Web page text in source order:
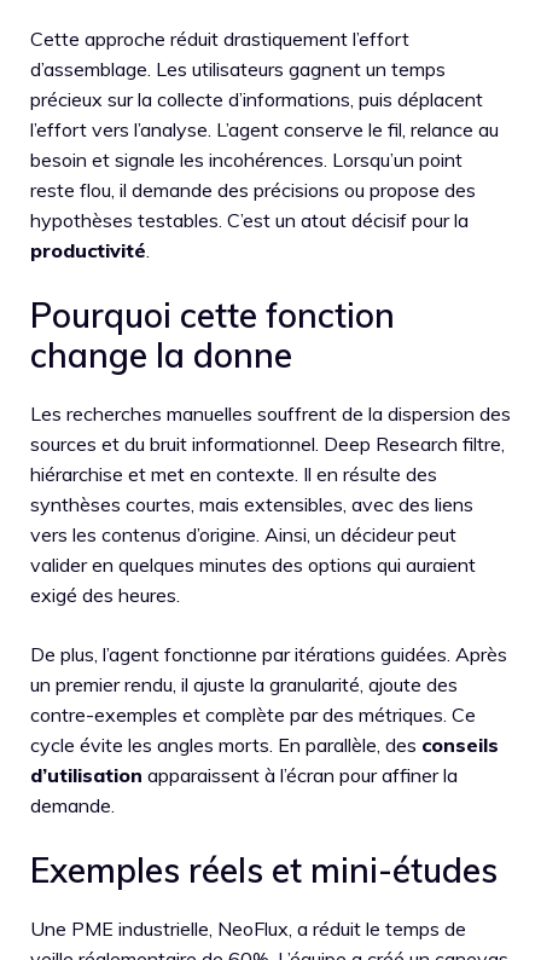
Cette approche réduit drastiquement l’effort
d’assemblage. Les utilisateurs gagnent un temps
précieux sur la collecte d’informations, puis déplacent
l’effort vers l’analyse. L’agent conserve le fil, relance au
besoin et signale les incohérences. Lorsqu’un point
reste flou, il demande des précisions ou propose des
hypothèses testables. C’est un atout décisif pour la
productivité.
Pourquoi cette fonction
change la donne
Les recherches manuelles souffrent de la dispersion des
sources et du bruit informationnel. Deep Research filtre,
hiérarchise et met en contexte. Il en résulte des
synthèses courtes, mais extensibles, avec des liens
vers les contenus d’origine. Ainsi, un décideur peut
valider en quelques minutes des options qui auraient
exigé des heures.
De plus, l’agent fonctionne par itérations guidées. Après
un premier rendu, il ajuste la granularité, ajoute des
contre-exemples et complète par des métriques. Ce
cycle évite les angles morts. En parallèle, des conseils
d’utilisation apparaissent à l’écran pour affiner la
demande.
Exemples réels et mini-études
Une PME industrielle, NeoFlux, a réduit le temps de